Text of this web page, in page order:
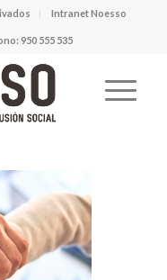
Intranet Noesso
950 555 535